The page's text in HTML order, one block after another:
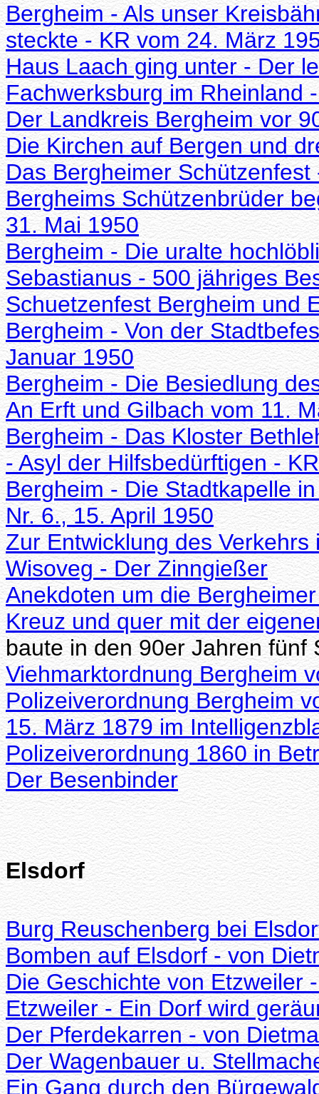
Bergheim - Als unser
steckte - KR vom 24. März
Haus Laach ging unter - Der
Fachwerksburg im Rheinland
Der Landkreis Bergheim vor
Die Kirchen auf Bergen und
Das Bergheimer
Bergheims Schützenbrüder
31. Mai 1950
Bergheim - Die uralte
Sebastianus - 500 jähriges
Schuetzenfest Bergheim und
Bergheim - Von der
Januar 1950
Bergheim - Die Besiedlung
An Erft und Gilbach vom 11.
Bergheim - Das Kloster
- Asyl der Hilfsbedürftigen -
Bergheim - Die Stadtkapelle
Nr. 6., 15. April 1950
Zur Entwicklung des
Wisoveg - Der Zinngießer
Anekdoten um die
Kreuz und quer mit der
baute in den 90er Jahren fünf
Viehmarktordnung Bergheim
Polizeiverordnung Bergheim
15. März 1879 im
Polizeiverordnung 1860 in
Der Besenbinder
Elsdorf
Burg Reuschenberg bei
Bomben auf Elsdorf - von
Die Geschichte von Etzweiler
Etzweiler - Ein Dorf wird
Der Pferdekarren - von
Der Wagenbauer u.
Ein Gang durch den